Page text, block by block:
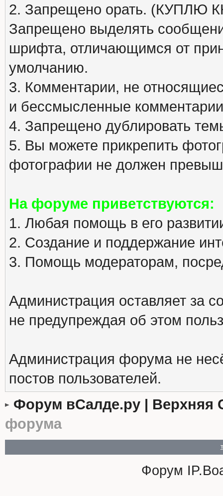
2. Запрещено орать. (КУПЛЮ
Запрещено выделять
шрифта, отличающимся от
умолчанию.
3. Комментарии, не
и бессмысленные
4. Запрещено дублировать
5. Вы можете прикрепить
фотографии не должен
На форуме приветствуются:
1. Любая помощь в его
2. Создание и поддержание
3. Помощь модераторам,
Администрация оставляет за
не предупреждая об этом
Администрация форума не
постов пользователей.
Форум вСалде.ру | Верхняя
форума
Форум